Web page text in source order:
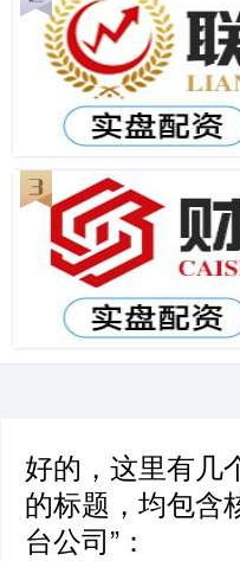
好的，这里有几
的标题，均包含
台公司”：